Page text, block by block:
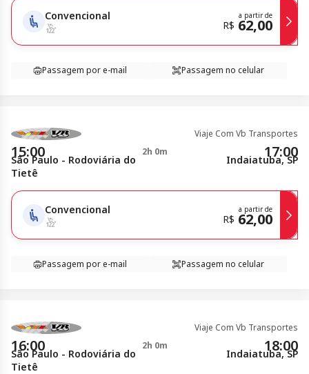
Convencional a partir de
R$ 62,00
Passagem por e-mail Passagem no celular
Viaje Com Vb Transportes
15:00 2h 0m 17:00
São Paulo - Rodoviária do
Tietê
Indaiatuba, SP
Convencional a partir de
R$ 62,00
Passagem por e-mail Passagem no celular
Viaje Com Vb Transportes
16:00 2h 0m 18:00
São Paulo - Rodoviária do
Tietê
Indaiatuba, SP